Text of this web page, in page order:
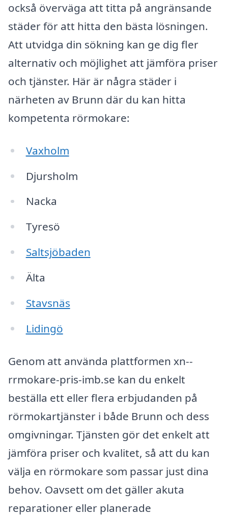
också överväga att titta på angränsande
städer för att hitta den bästa lösningen.
Att utvidga din sökning kan ge dig fler
alternativ och möjlighet att jämföra priser
och tjänster. Här är några städer i
närheten av Brunn där du kan hitta
kompetenta rörmokare:
Vaxholm
Djursholm
Nacka
Tyresö
Saltsjöbaden
Älta
Stavsnäs
Lidingö
Genom att använda plattformen xn--
rrmokare-pris-imb.se kan du enkelt
beställa ett eller flera erbjudanden på
rörmokartjänster i både Brunn och dess
omgivningar. Tjänsten gör det enkelt att
jämföra priser och kvalitet, så att du kan
välja en rörmokare som passar just dina
behov. Oavsett om det gäller akuta
reparationer eller planerade